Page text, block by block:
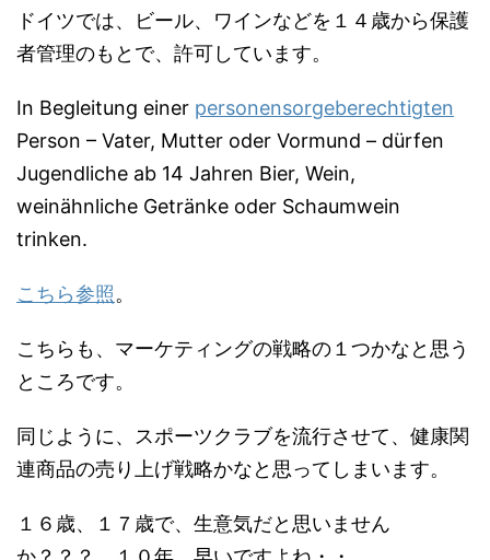
ドイツでは、ビール、ワインなどを１４歳から保護
者管理のもとで、許可しています。
In Begleitung einer personensorgeberechtigten
Person – Vater, Mutter oder Vormund – dürfen
Jugendliche ab 14 Jahren Bier, Wein,
weinähnliche Getränke oder Schaumwein
trinken.
こちら参照。
こちらも、マーケティングの戦略の１つかなと思う
ところです。
同じように、スポーツクラブを流行させて、健康関
連商品の売り上げ戦略かなと思ってしまいます。
１６歳、１７歳で、生意気だと思いません